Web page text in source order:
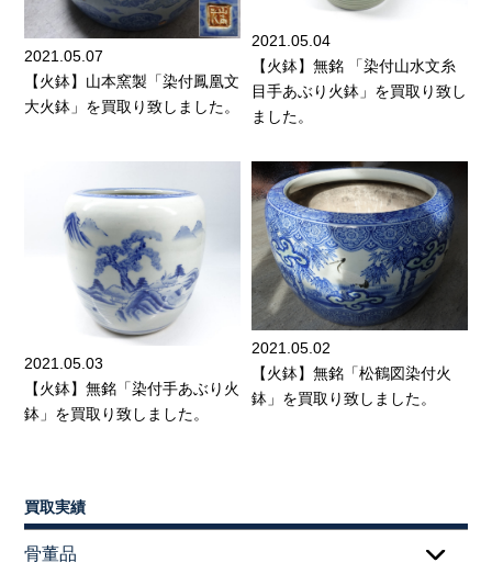
2021.05.07
【火鉢】山本窯製「染付鳳凰文
大火鉢」を買取り致しました。
2021.05.04
【火鉢】無銘 「染付山水文糸
目手あぶり火鉢」を買取り致し
ました。
2021.05.03
【火鉢】無銘「染付手あぶり火
鉢」を買取り致しました。
2021.05.02
【火鉢】無銘「松鶴図染付火
鉢」を買取り致しました。
買取実績
骨董品